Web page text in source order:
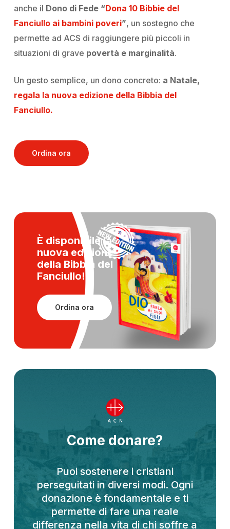
anche il Dono di Fede “Dona 10 Bibbie del
Fanciullo ai bambini poveri”, un sostegno che
permette ad ACS di raggiungere più piccoli in
situazioni di grave povertà e marginalità.
Un gesto semplice, un dono concreto: a Natale,
regala la nuova edizione della Bibbia del
Fanciullo.
Ordina ora
È disponibile la
nuova edizione
della Bibbia del
Fanciullo!
Ordina ora
Come donare?
Puoi sostenere i cristiani
perseguitati in diversi modi. Ogni
donazione è fondamentale e ti
permette di fare una reale
differenza nella vita di chi soffre a